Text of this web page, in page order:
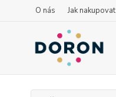
O nás Jak nakupovat